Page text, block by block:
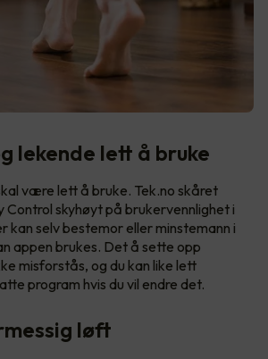
lekende lett å bruke
være lett å bruke. Tek.no skåret
Control skyhøyt på brukervennlighet i
kan selv bestemor eller minstemann i
appen brukes. Det å sette opp
misforstås, og du kan like lett
program hvis du vil endre det.
løft